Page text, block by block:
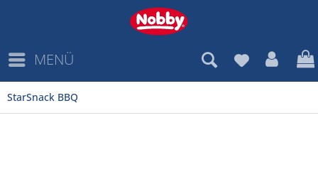
MENÜ
StarSnack BBQ